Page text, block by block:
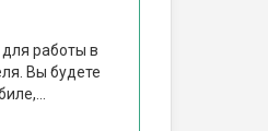
работы в
Вы будете